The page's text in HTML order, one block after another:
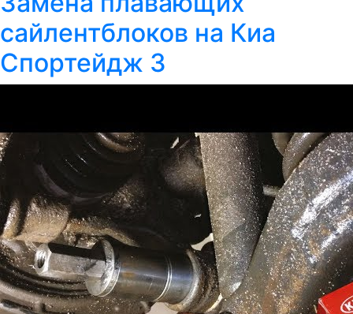
сайлентблоков на Киа
Спортейдж 3